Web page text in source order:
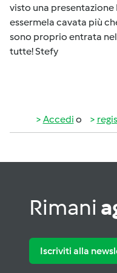
visto una
essermela cavata più
sono proprio entrata
tutte! Stefy
Accedi o
Rimani
Iscriviti alla